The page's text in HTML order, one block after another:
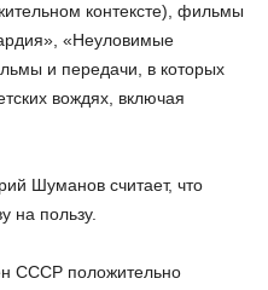
контексте), фильмы
«Неуловимые
и передачи, в которых
вождях, включая
Шуманов считает, что
на пользу.
СССР положительно